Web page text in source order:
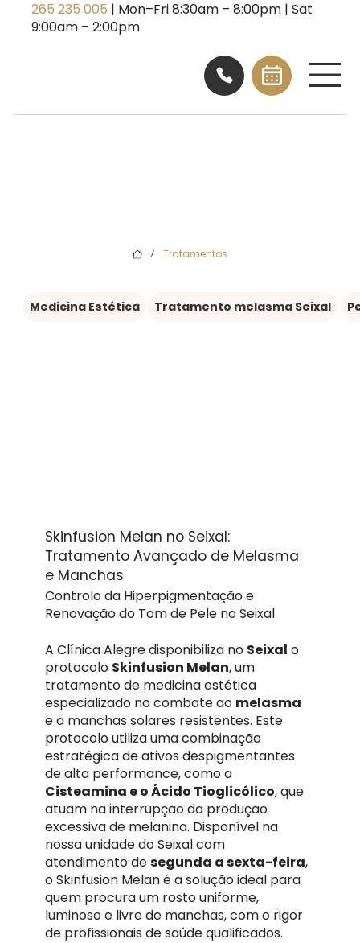
265 235 005 | Mon–Fri 8:30am – 8:00pm | Sat
9:00am – 2:00pm
/ Tratamentos
Medicina Estética Tratamento melasma Seixal
Skinfusion Melan no Seixal:
Tratamento Avançado de Melasma
e Manchas
Controlo da Hiperpigmentação e
Renovação do Tom de Pele no Seixal
A Clínica Alegre disponibiliza no Seixal o
protocolo Skinfusion Melan, um
tratamento de medicina estética
especializado no combate ao melasma
e a manchas solares resistentes. Este
protocolo utiliza uma combinação
estratégica de ativos despigmentantes
de alta performance, como a
Cisteamina e o Ácido Tioglicólico, que
atuam na interrupção da produção
excessiva de melanina. Disponível na
nossa unidade do Seixal com
atendimento desegunda a sexta-feira,
o Skinfusion Melan é a solução ideal para
quem procura um rosto uniforme,
luminoso e livre de manchas, com o rigor
de profissionais de saúde qualificados.